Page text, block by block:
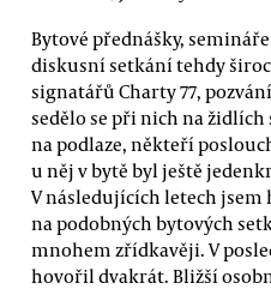
Bytové přednášky,
diskusní setkání tehdy
signatářů Charty 77,
sedělo se při nich na židlích
na podlaze, někteří
u něj v bytě byl ještě
V následujících letech jsem
na podobných bytových
mnohem zřídkavěji. V
hovořil dvakrát. Bližší